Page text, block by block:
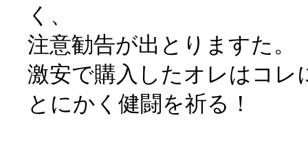
く、
注意勧告が出とりますた。
激安で購入したオレはコレ
とにかく健闘を祈る！